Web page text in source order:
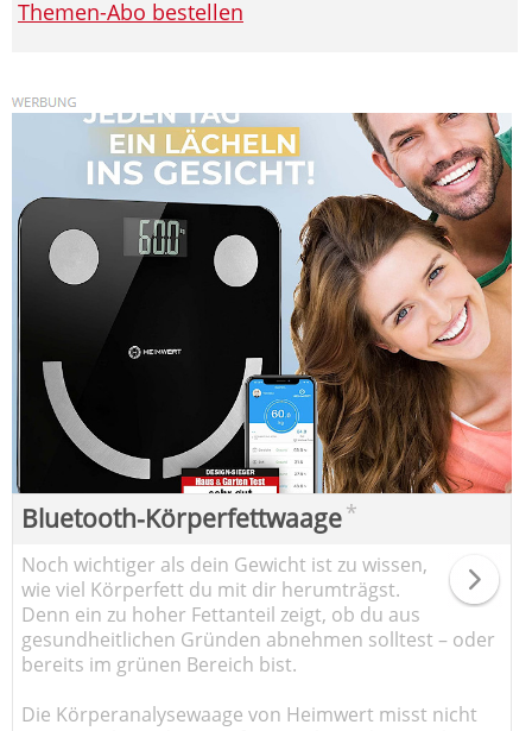
Themen-Abo bestellen
Bluetooth-Körperfettwaage*
Noch wichtiger als dein Gewicht ist zu wissen,
wie viel Körperfett du mit dir herumträgst.
Denn ein zu hoher Fettanteil zeigt, ob du aus
gesundheitlichen Gründen abnehmen solltest – oder
bereits im grünen Bereich bist.
Die Körperanalysewaage von Heimwert misst nicht